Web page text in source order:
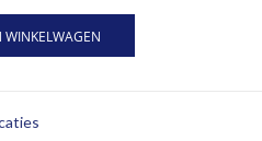
WINKELWAGEN